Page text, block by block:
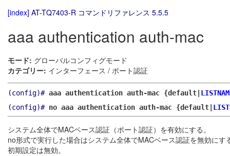
[index] AT-TQ7403-R コマンドリファレンス 5.5.5
aaa authentication auth-mac
モード: グローバルコンフィグモード
カテゴリー: インターフェース / ポート認証
(config)# aaa authentication auth-mac {default|
(config)# no aaa authentication auth-mac {default|
システム全体でMACベース認証（ポート認証）を有効にする。
no形式で実行した場合はシステム全体でMACベース認証を無効にす
初期設定は無効。